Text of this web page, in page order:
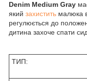
Denim Medium Gray
який захистить малюка
регулюється до
дитина захоче спати
ТИП: